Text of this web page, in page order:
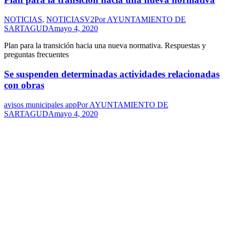
NOTICIAS, NOTICIASV2PorAYUNTAMIENTO DE
SARTAGUDAmayo 4, 2020
Plan para la transición hacia una nueva normativa. Respuestas y
preguntas frecuentes
Se suspenden determinadas actividades relacionadas
con obras
avisos municipales appPorAYUNTAMIENTO DE
SARTAGUDAmayo 4, 2020